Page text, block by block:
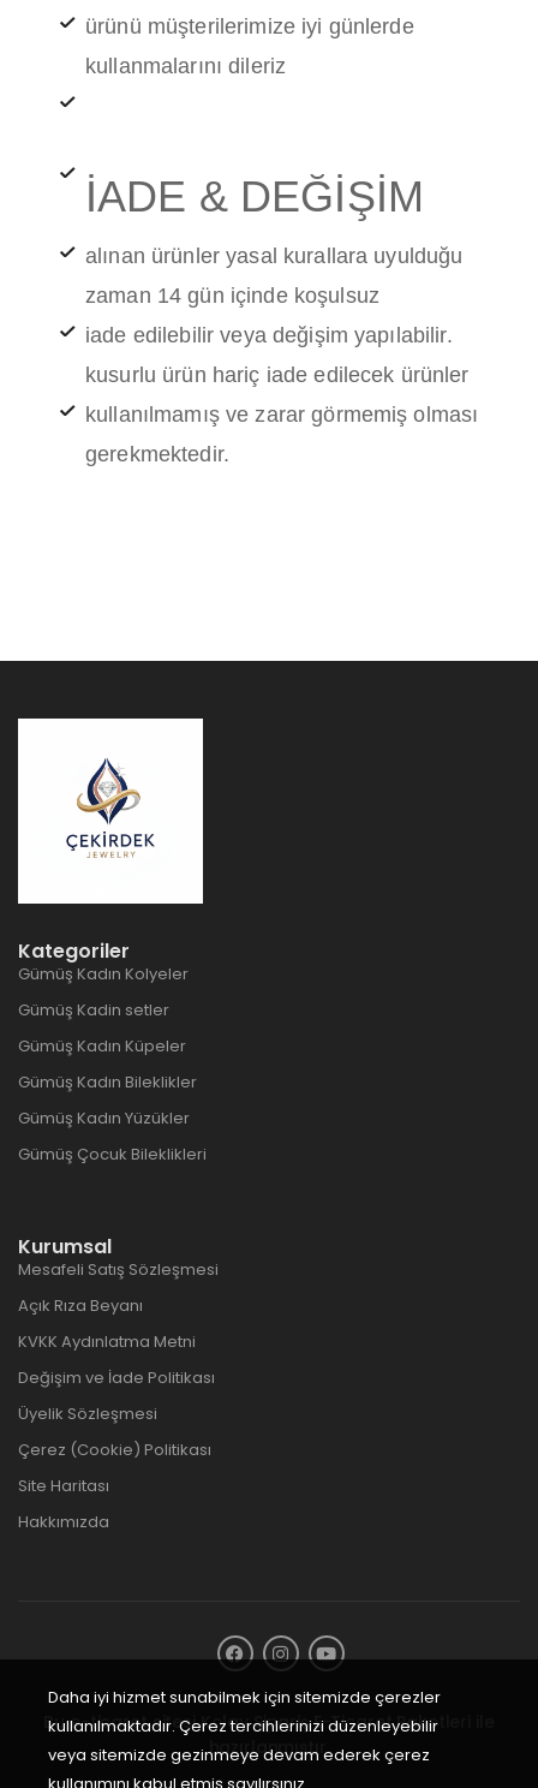
ürünü müşterilerimize iyi günlerde
kullanmalarını dileriz
İADE & DEĞİŞİM
alınan ürünler yasal kurallara uyulduğu
zaman 14 gün içinde koşulsuz
iade edilebilir veya değişim yapılabilir.
kusurlu ürün hariç iade edilecek ürünler
kullanılmamış ve zarar görmemiş olması
gerekmektedir.
Kategoriler
Gümüş Kadın Kolyeler
Gümüş Kadin setler
Gümüş Kadın Küpeler
Gümüş Kadın Bileklikler
Gümüş Kadın Yüzükler
Gümüş Çocuk Bileklikleri
Kurumsal
Mesafeli Satış Sözleşmesi
Açık Rıza Beyanı
KVKK Aydınlatma Metni
Değişim ve İade Politikası
Üyelik Sözleşmesi
Çerez (Cookie) Politikası
Site Haritası
Hakkımızda
Bu e-ticaret sitesiKolay Sipariş E-Ticaret Paketleri
hazırlanmıştır.
Daha iyi hizmet sunabilmek için sitemizde çerezler
kullanılmaktadır. Çerez tercihlerinizi düzenleyebilir
veya sitemizde gezinmeye devam ederek çerez